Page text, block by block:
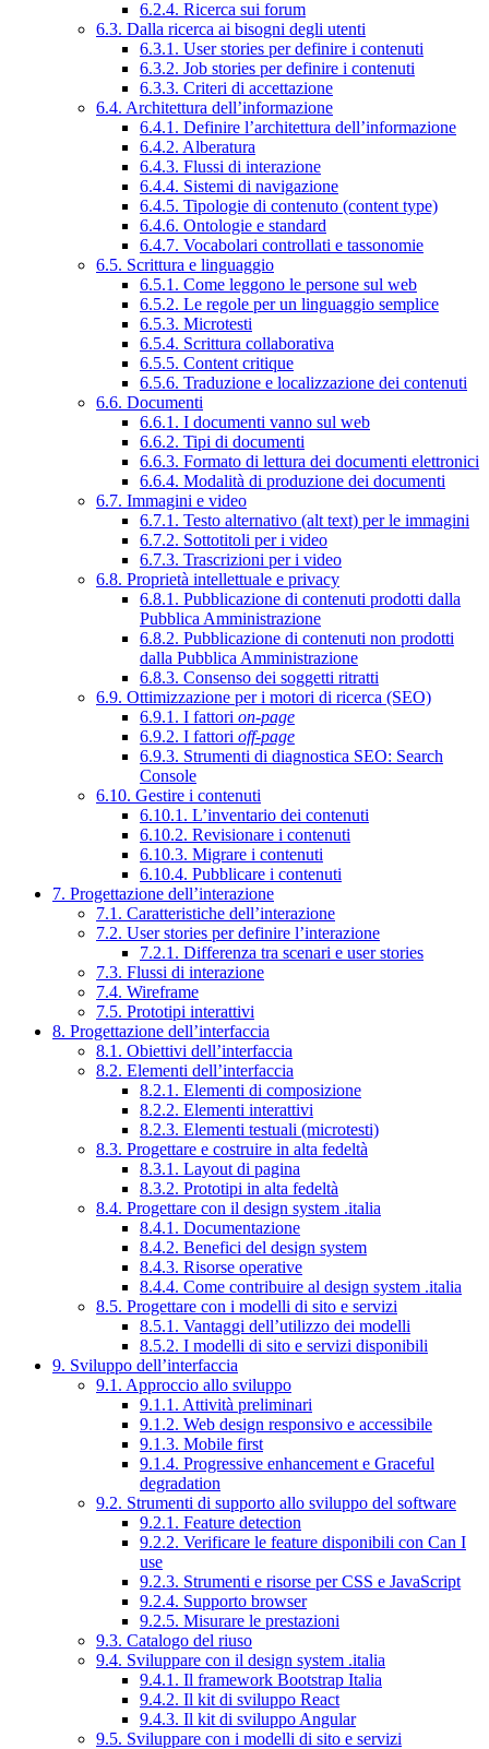
6.2.4. Ricerca sui forum
6.3. Dalla ricerca ai bisogni degli utenti
6.3.1. User stories per definire i contenuti
6.3.2. Job stories per definire i contenuti
6.3.3. Criteri di accettazione
6.4. Architettura dell’informazione
6.4.1. Definire l’architettura dell’informazione
6.4.2. Alberatura
6.4.3. Flussi di interazione
6.4.4. Sistemi di navigazione
6.4.5. Tipologie di contenuto (content type)
6.4.6. Ontologie e standard
6.4.7. Vocabolari controllati e tassonomie
6.5. Scrittura e linguaggio
6.5.1. Come leggono le persone sul web
6.5.2. Le regole per un linguaggio semplice
6.5.3. Microtesti
6.5.4. Scrittura collaborativa
6.5.5. Content critique
6.5.6. Traduzione e localizzazione dei contenuti
6.6. Documenti
6.6.1. I documenti vanno sul web
6.6.2. Tipi di documenti
6.6.3. Formato di lettura dei documenti elettronici
6.6.4. Modalità di produzione dei documenti
6.7. Immagini e video
6.7.1. Testo alternativo (alt text) per le immagini
6.7.2. Sottotitoli per i video
6.7.3. Trascrizioni per i video
6.8. Proprietà intellettuale e privacy
6.8.1. Pubblicazione di contenuti prodotti dalla
Pubblica Amministrazione
6.8.2. Pubblicazione di contenuti non prodotti
dalla Pubblica Amministrazione
6.8.3. Consenso dei soggetti ritratti
6.9. Ottimizzazione per i motori di ricerca (SEO)
6.9.1. I fattori on-page
6.9.2. I fattori off-page
6.9.3. Strumenti di diagnostica SEO: Search
Console
6.10. Gestire i contenuti
6.10.1. L’inventario dei contenuti
6.10.2. Revisionare i contenuti
6.10.3. Migrare i contenuti
6.10.4. Pubblicare i contenuti
7. Progettazione dell’interazione
7.1. Caratteristiche dell’interazione
7.2. User stories per definire l’interazione
7.2.1. Differenza tra scenari e user stories
7.3. Flussi di interazione
7.4. Wireframe
7.5. Prototipi interattivi
8. Progettazione dell’interfaccia
8.1. Obiettivi dell’interfaccia
8.2. Elementi dell’interfaccia
8.2.1. Elementi di composizione
8.2.2. Elementi interattivi
8.2.3. Elementi testuali (microtesti)
8.3. Progettare e costruire in alta fedeltà
8.3.1. Layout di pagina
8.3.2. Prototipi in alta fedeltà
8.4. Progettare con il design system .italia
8.4.1. Documentazione
8.4.2. Benefici del design system
8.4.3. Risorse operative
8.4.4. Come contribuire al design system .italia
8.5. Progettare con i modelli di sito e servizi
8.5.1. Vantaggi dell’utilizzo dei modelli
8.5.2. I modelli di sito e servizi disponibili
9. Sviluppo dell’interfaccia
9.1. Approccio allo sviluppo
9.1.1. Attività preliminari
9.1.2. Web design responsivo e accessibile
9.1.3. Mobile first
9.1.4. Progressive enhancement e Graceful
degradation
9.2. Strumenti di supporto allo sviluppo del software
9.2.1. Feature detection
9.2.2. Verificare le feature disponibili con Can I
use
9.2.3. Strumenti e risorse per CSS e JavaScript
9.2.4. Supporto browser
9.2.5. Misurare le prestazioni
9.3. Catalogo del riuso
9.4. Sviluppare con il design system .italia
9.4.1. Il framework Bootstrap Italia
9.4.2. Il kit di sviluppo React
9.4.3. Il kit di sviluppo Angular
9.5. Sviluppare con i modelli di sito e servizi